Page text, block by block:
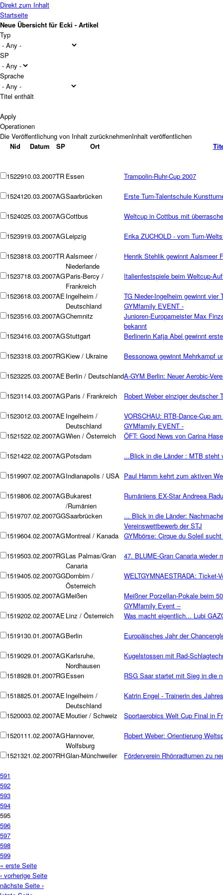
Direkt zum Inhalt
Startseite
Neue Übersicht für Ecki - Artikel
Typ
SP
Sprache
Titel enthält
Operationen
Nid Datum SP Ort
1522910.03.2007TR Essen Trampolin-Ruhr-Cup 2007
1524120.03.2007AGSaarbrücken Erste Turn-Talentschule
1524025.03.2007AGCottbus Weltcup in Cottbus mit
1523919.03.2007AGLeipzig Erika ZUCHOLD - vom Turn-
1523818.03.2007TRAalsmeer /
Niederlande
Henrik Stehlik gewinnt Aalsmeer
1523718.03.2007AGParis-Bercy /
Frankreich
Italienfestspiele beim Weltcup-
1523618.03.2007AE Ingelheim /
Deutschland
TG Nieder-Ingelheim gewinnt vier
GYMfamily EVENT -
1523516.03.2007AGChemnitz
Junioren-Europameister Max
bekannt
1523416.03.2007AGStuttgart Berlinerin Katja Abel gewinnt
1523318.03.2007RGKiew / Ukraine Bessonowa gewinnt Mehrkampf
1523225.03.2007AE Berlin / DeutschlandA-GYM Berlin: Neuer Aerobic-
1523114.03.2007AGParis / Frankreich Robert Weber einziger deutscher
1523012.03.2007AE Ingelheim /
Deutschland
VORSCHAU: RTB-Dance-Cup
GYMfamily EVENT -
1521522.02.2007AGWien / Österreich ÖFT: Good News von Carina
1521422.02.2007AGPotsdam ...Blick in die Länder : MTB steht
1519907.02.2007AGIndianapolis / USA Paul Hamm kehrt zum aktiven
1519806.02.2007AGBukarest
/Rumänien
Rumäniens EX-Star Andreea
1519707.02.2007GGSaarbrücken
... Blick in die Länder:
Vereinswettbewerb der STJ
1519604.02.2007AGMontreal / Kanada GYMbörse: Cirque du Soleil
1519503.02.2007RGLas Palmas/Gran
Canaria
47. BLUME-Gran Canaria wieder
1519405.02.2007GGDornbirn /
Österreich
WELTGYMNAESTRADA: Ticket-
1519305.02.2007AGMeißen
Meißner Porzellan-Pokale beim
GYMfamily Event --
1519202.02.2007AE Linz / Österreich Was macht eigentlich... Lubi
1519130.01.2007AGBerlin Europäisches Jahr der
1519029.01.2007AGKarlsruhe,
Nordhausen
Kugelstossen mit Rad-
1518928.01.2007RGEssen RSG Saar startet mit Sieg in die
1518825.01.2007AE Ingelheim /
Deutschland
Katrin Engel - Trainerin des
1520003.02.2007AE Moutier / Schweiz Sportaerobics Welt Cup Final in
1520111.02.2007AGHannover,
Wolfsburg
Robert Weber: Orientierung
1521321.02.2007RHGlan-Münchweiler Förderverein Rhönradturnen zu
591
592
593
594
595
596
597
598
599
« erste Seite
‹ vorherige Seite
nächste Seite ›